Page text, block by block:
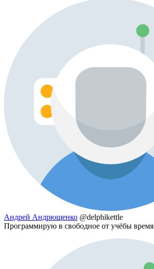
Андрей Андрющенко @delphikettle
Программирую в свободное от учёбы время